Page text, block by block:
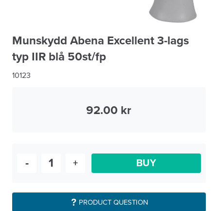
Munskydd Abena Excellent 3-lags
typ IIR blå 50st/fp
10123
92.00
PRODUCT QUESTION
- + BUY